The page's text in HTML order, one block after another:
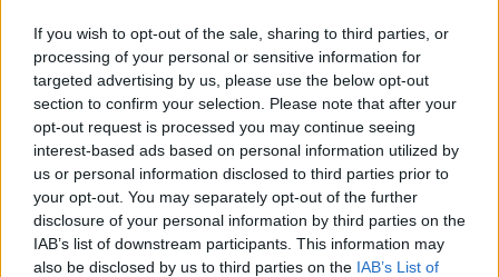
If you wish to opt-out of the sale, sharing to third parties, or
processing of your personal or sensitive information for
targeted advertising by us, please use the below opt-out
section to confirm your selection. Please note that after your
opt-out request is processed you may continue seeing
interest-based ads based on personal information utilized by
us or personal information disclosed to third parties prior to
your opt-out. You may separately opt-out of the further
disclosure of your personal information by third parties on the
IAB’s list of downstream participants. This information may
also be disclosed by us to third parties on the IAB’s List of
Σύμφωνα με την ONEX, η υλοποίηση του σχεδίου
μπορεί να αναβαθμίσει τον ρόλο της Ελλάδας ως
νότιου πυλώνα της Ευρώπης και κεντρικού
ναυπηγικού κόμβου για τη Μεσόγειο, τη
Νοτιοανατολική Ευρώπη και τη Μαύρη Θάλασσα. Η
εταιρεία υποστηρίζει ακόμη ότι η ανάπτυξη του
προγράμματος θα ενισχύσει τη συμμετοχή της
χώρας στην παραγωγή αμυντικών συστημάτων,
μεταβάλλοντας τον ρόλο της από καταναλωτή
αμυντικών συστημάτων σε παραγωγό τους.